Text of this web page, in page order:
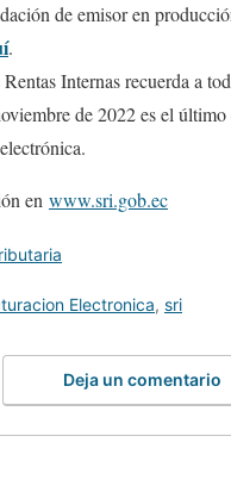
de emisor en
.
Internas recuerda a
de 2022 es el
en www.sri.gob.ec
Electronica, sri
Deja un comentario